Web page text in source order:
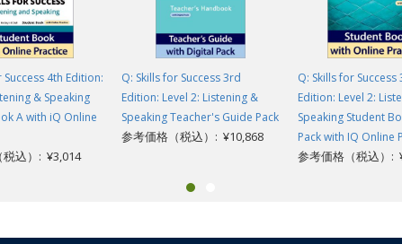
Success 4th Edition:
& Speaking
A with iQ Online
込）: ¥3,014
Q: Skills for Success 3rd
Edition: Level 2: Listening &
Speaking Teacher's Guide Pack
参考価格（税込）: ¥10,868
Q: Skills for Success
Edition: Level 2:
Speaking Student
Pack with IQ Online
参考価格（税込）: